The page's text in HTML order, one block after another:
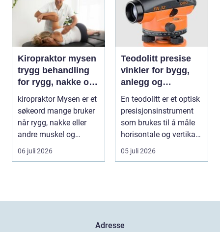
Kiropraktor mysen
trygg behandling
for rygg, nakke og
ledd
kiropraktor Mysen er et
søkeord mange bruker
når rygg, nakke eller
andre muskel og
leddplager begynn...
06 juli 2026
Teodolitt presise
vinkler for bygg,
anlegg og
kartlegging
En teodolitt er et optisk
presisjonsinstrument
som brukes til å måle
horisontale og vertikale
vinkle...
05 juli 2026
Adresse